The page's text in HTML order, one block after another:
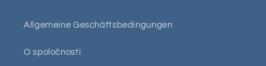
Allgemeine Geschäftsbedingungen
O spoločnosti